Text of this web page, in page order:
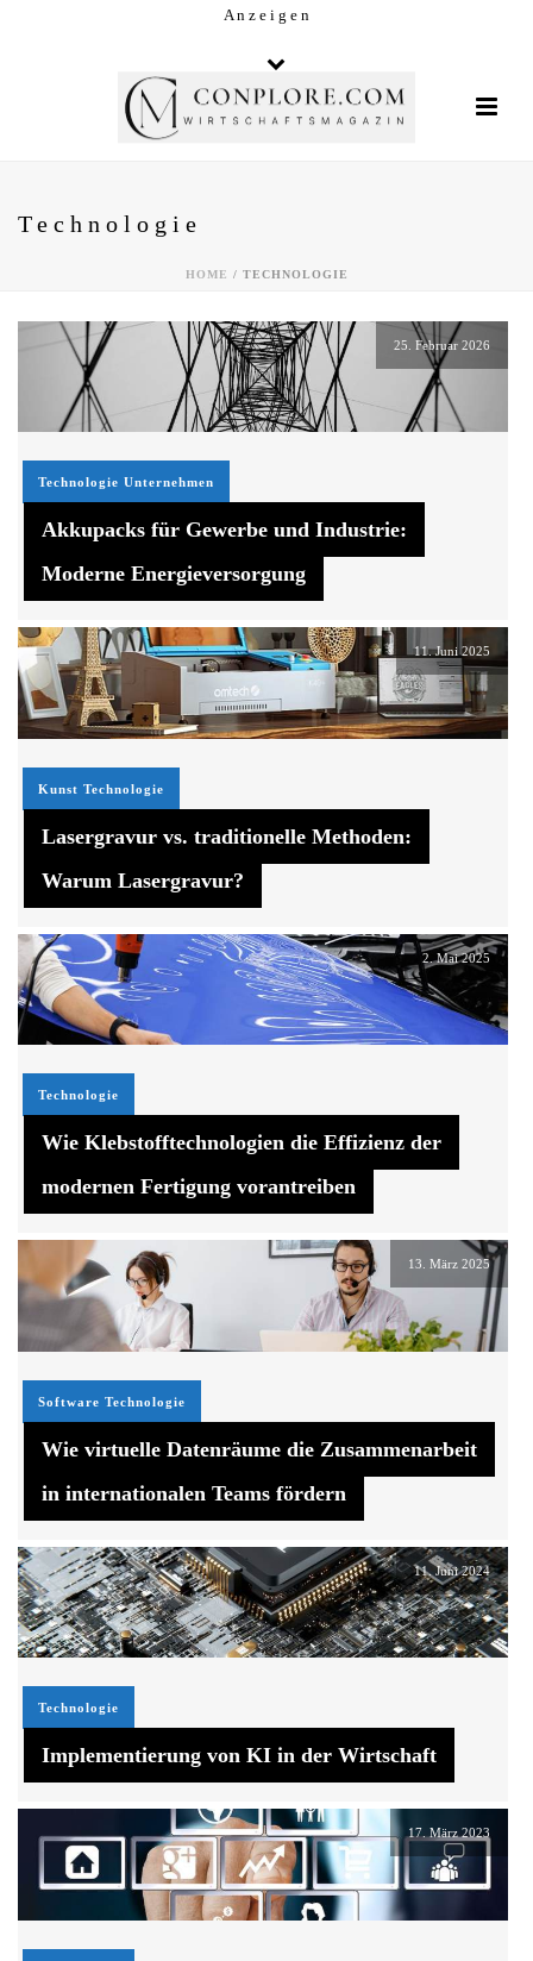
A n z e i g e n
Technologie
HOME / TECHNOLOGIE
25. Februar 2026
Technologie Unternehmen
Akkupacks für Gewerbe und Industrie:
Moderne Energieversorgung
11. Juni 2025
Kunst Technologie
Lasergravur vs. traditionelle Methoden:
Warum Lasergravur?
2. Mai 2025
Technologie
Wie Klebstofftechnologien die Effizienz der
modernen Fertigung vorantreiben
13. März 2025
Software Technologie
Wie virtuelle Datenräume die Zusammenarbeit
in internationalen Teams fördern
11. Juni 2024
Technologie
Implementierung von KI in der Wirtschaft
17. März 2023